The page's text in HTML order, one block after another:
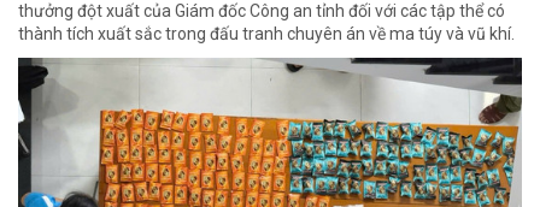
thưởng đột xuất của Giám đốc Công an tỉnh đối với các tập thể có
thành tích xuất sắc trong đấu tranh chuyên án về ma túy và vũ khí.